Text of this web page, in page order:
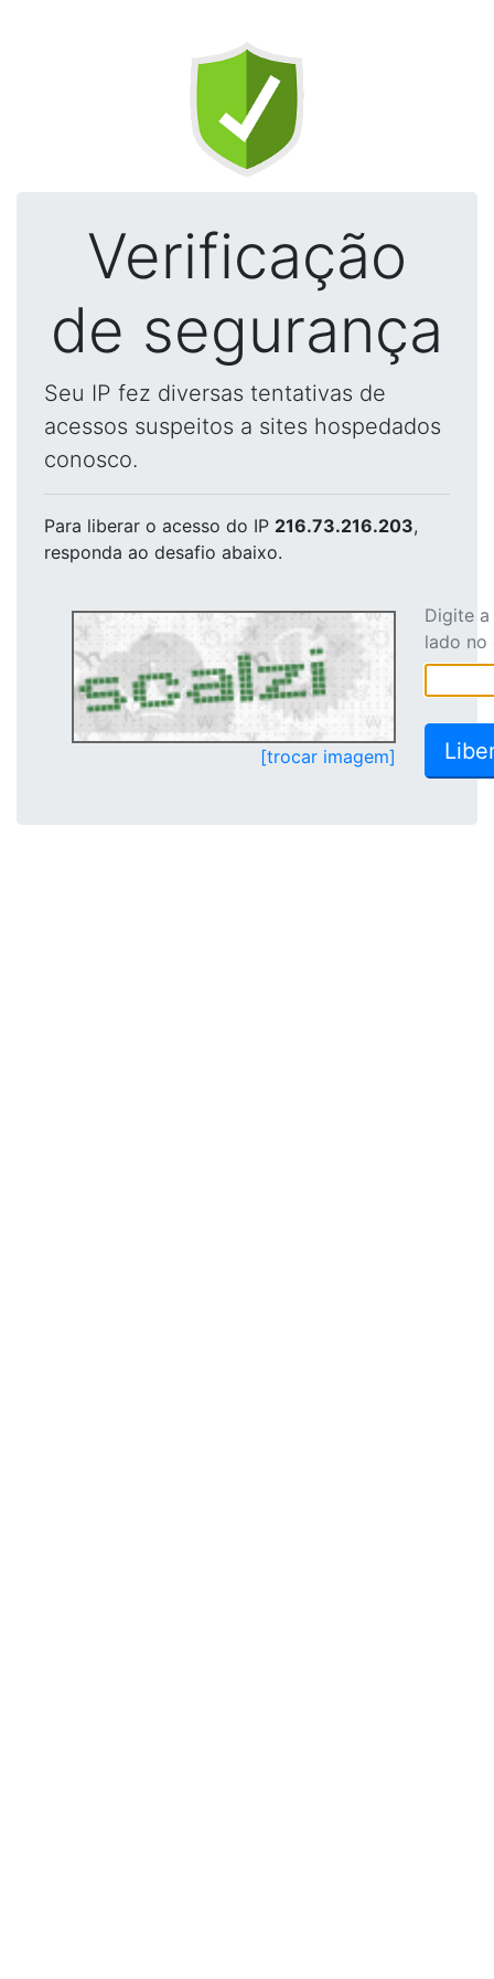
Verificação
de segurança
Seu IP fez diversas tentativas de
acessos suspeitos a sites hospedados
conosco.
Para liberar o acesso do IP 216.73.216.203,
responda ao desafio abaixo.
[trocar imagem]
Digite
lado no